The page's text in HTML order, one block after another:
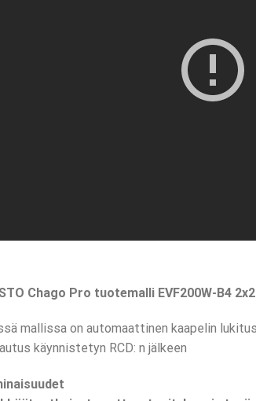
Chago Pro tuotemalli EVF200W-B4
mallissa on automaattinen kaapelin
käynnistetyn RCD: n jälkeen